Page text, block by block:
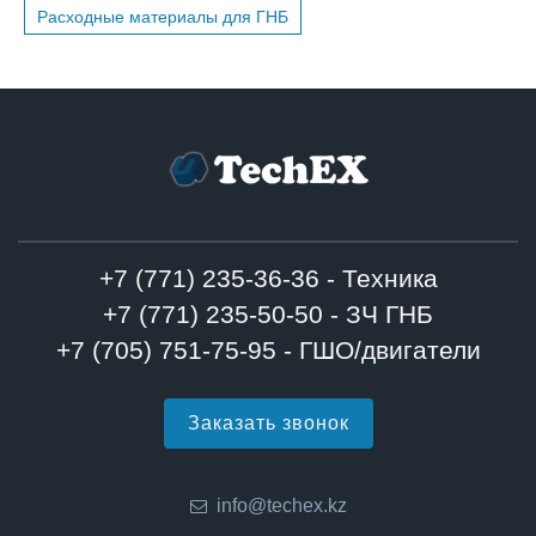
Расходные материалы для ГНБ
+7 (771) 235-36-36 - Техника
+7 (771) 235-50-50 - ЗЧ ГНБ
+7 (705) 751-75-95 - ГШО/двигатели
Заказать звонок
info@techex.kz